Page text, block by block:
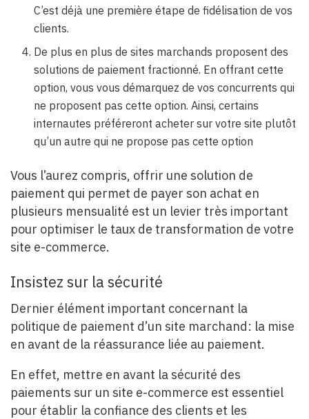
C’est déjà une première étape de fidélisation de vos
clients.
De plus en plus de sites marchands proposent des
solutions de paiement fractionné. En offrant cette
option, vous vous démarquez de vos concurrents qui
ne proposent pas cette option. Ainsi, certains
internautes préféreront acheter sur votre site plutôt
qu’un autre qui ne propose pas cette option
Vous l’aurez compris, offrir une solution de
paiement qui permet de payer son achat en
plusieurs mensualité est un levier très important
pour optimiser le taux de transformation de votre
site e-commerce.
Insistez sur la sécurité
Dernier élément important concernant la
politique de paiement d’un site marchand: la mise
en avant de la réassurance liée au paiement.
En effet, mettre en avant la sécurité des
paiements sur un site e-commerce est essentiel
pour établir la confiance des clients et les